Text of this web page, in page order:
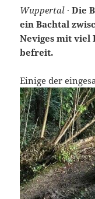
Wuppertal ·Die
ein Bachtal
Neviges mit viel
befreit.
Einige der